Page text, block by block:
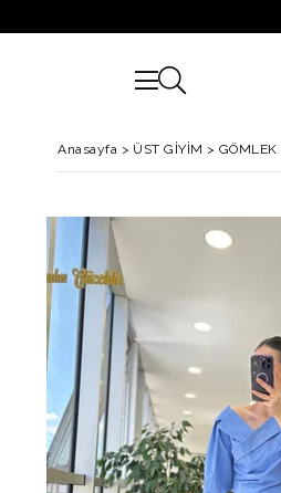
Anasayfa > ÜST GİYİM > GÖMLEK